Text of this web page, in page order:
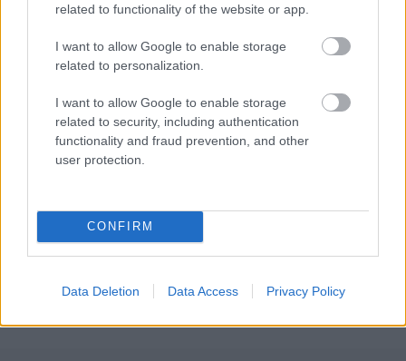
related to functionality of the website or app.
I want to allow Google to enable storage
related to personalization.
I want to allow Google to enable storage
related to security, including authentication
functionality and fraud prevention, and other
user protection.
CONFIRM
Data Deletion Data Access Privacy Policy